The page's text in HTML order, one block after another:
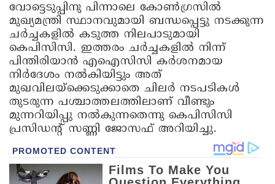
വോട്ടെടുപ്പിനു പിന്നാലെ കോണ്‍ഗ്രസില്‍
മുഖ്യമന്ത്രി സ്ഥാനവുമായി ബന്ധപ്പെട്ടു നടക്കുന്ന
ചര്‍ച്ചകളില്‍ കടുത്ത നിലപാടുമായി
കെപിസിസി. ഇത്തരം ചര്‍ച്ചകളില്‍ നിന്ന്
പിന്തിരിയാന്‍ എഐസിസി കര്‍ശനമായ
നിര്‍ദേശം നല്‍കിയിട്ടും അത്
മുഖവിലയ്‌ക്കെടുക്കാതെ ചിലര്‍ നടപടികള്‍
തുടരുന്ന പശ്ചാത്തലത്തിലാണ് വീണ്ടും
മുന്നറിയിപ്പു നല്‍കുന്നതെന്നു കെപിസിസി
പ്രസിഡന്റ് സണ്ണി ജോസഫ് അറിയിച്ചു.